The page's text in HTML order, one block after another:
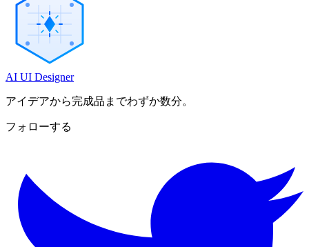
AI UI Designer
アイデアから完成品までわずか数分。
フォローする